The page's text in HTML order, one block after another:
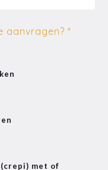
aanvragen? *
met of